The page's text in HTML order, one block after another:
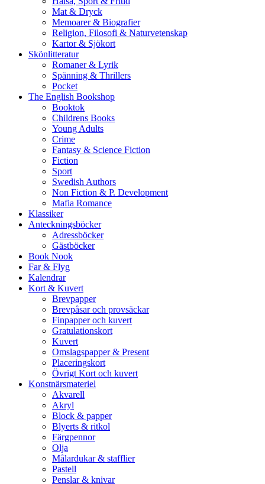
Mat & Dryck
Memoarer & Biografier
Religion, Filosofi & Naturvetenskap
Kartor & Sjökort
Skönlitteratur
Romaner & Lyrik
Spänning & Thrillers
Pocket
The English Bookshop
Booktok
Childrens Books
Young Adults
Crime
Fantasy & Science Fiction
Fiction
Sport
Swedish Authors
Non Fiction & P. Development
Mafia Romance
Klassiker
Anteckningsböcker
Adressböcker
Gästböcker
Book Nook
Far & Flyg
Kalendrar
Kort & Kuvert
Brevpapper
Brevpåsar och provsäckar
Finpapper och kuvert
Gratulationskort
Kuvert
Omslagspapper & Present
Placeringskort
Övrigt Kort och kuvert
Konstnärsmateriel
Akvarell
Akryl
Block & papper
Blyerts & ritkol
Färgpennor
Olja
Målardukar & stafflier
Pastell
Penslar & knivar